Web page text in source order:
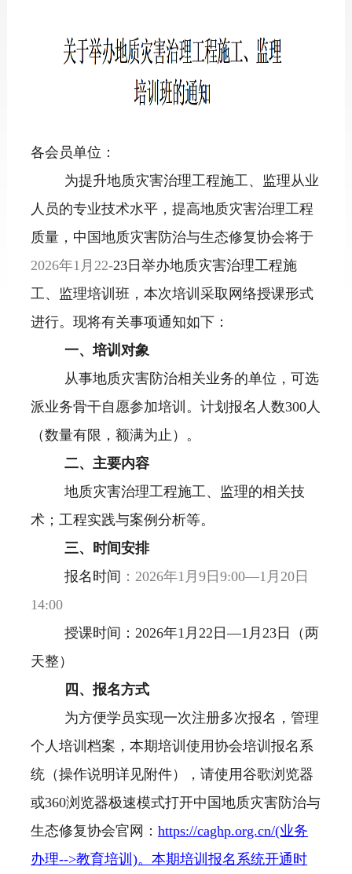
各会员单位：
为提升地质灾害治理工程施工、监理从业
人员的专业技术水平，提高地质灾害治理工程
质量，中国地质灾害防治与生态修复协会将于
2026年1月22-23日举办地质灾害治理工程施
工、监理培训班，本次培训采取网络授课形式
进行。现将有关事项通知如下：
一、培训对象
从事地质灾害防治相关业务的单位，可选
派业务骨干自愿参加培训。计划报名人数300人
（数量有限，额满为止）。
二、主要内容
地质灾害治理工程施工、监理的相关技
术；工程实践与案例分析等。
三、时间安排
报名时间 ：2026年1月9日9:00—1月20日
14:00
授课时间：2026年1月22日—1月23日（两
天整）
四、报名方式
为方便学员实现一次注册多次报名，管理
个人培训档案，本期培训使用协会培训报名系
统（操作说明详见附件），请使用谷歌浏览器
或360浏览器极速模式打开中国地质灾害防治与
生态修复协会官网：https://caghp.org.cn/(业务
办理-->教育培训)。本期培训报名系统开通时